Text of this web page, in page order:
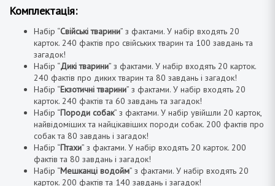
Комплектація:
Набір “Свійські тварини” з фактами. У набір входять 20
карток. 240 фактів про свійських тварин та 100 завдань та
загадок!
Набір “Дикі тварини” з фактами. У набір входять 20 карток.
240 фактів про диких тварин та 80 завдань і загадок!
Набір “Екзотичні тварини” з фактами. У набір входять 20
карток. 240 фактів та 60 завдань та загадок!
Набір “Породи собак” з фактами. У набір увійшли 20 карток,
найвідоміших та найцікавіших породи собак. 200 фактів про
собак та 80 завдань і загадок!
Набір “Птахи” з фактами. У набір входять 20 карток. 200
фактів та 80 завдань і загадок!
Набір “Мешканці водойм” з фактами. У набір входять 20
карток. 200 фактів та 140 завдань і загадок!